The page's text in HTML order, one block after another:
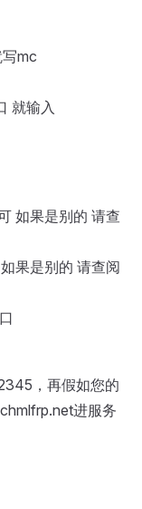
mc
就输入
如果是别的 请查
果是别的 请查阅
，再假如您的
进服务